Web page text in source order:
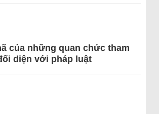
của những quan chức tham
diện với pháp luật